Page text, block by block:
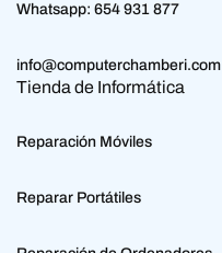
Whatsapp: 654 931 877
info@computerchamberi.com
Tienda de Informática
Reparación Móviles
Reparar Portátiles